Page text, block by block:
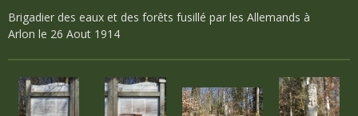
Brigadier des eaux et des forêts fusillé par les Allemands à
Arlon le 26 Aout 1914